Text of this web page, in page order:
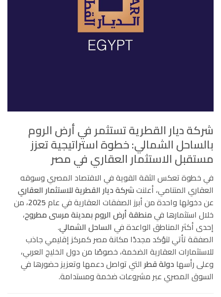
شركة ديار القطرية تستثمر في أرض الروم
بالساحل الشمالي: خطوة استراتيجية تعزز
مستقبل الاستثمار العقاري في مصر
في خطوة تعكس الثقة القوية في الاقتصاد المصري وسوقه
العقاري المتنامي، أعلنتشركة ديار القطرية للاستثمار العقاري
عن دخولها واحدة من أبرز الصفقات العقارية في عام2025، من
خلال استثمارها فيمنطقة أرض الروم بمدينة مرسى مطروح،
إحدى أكثر المناطق الواعدة فيالساحل الشمالي.
الصفقة تأتي لتؤكد مجددًا مكانة مصر كمركز إقليمي جاذب
للاستثمارات العقارية الضخمة، خصوصًا من دول الخليج العربي،
وعلى رأسهادولة قطر التي تواصل دعمها وتعزيز حضورها في
السوق المصري عبر مشروعات ضخمة ومستدامة.